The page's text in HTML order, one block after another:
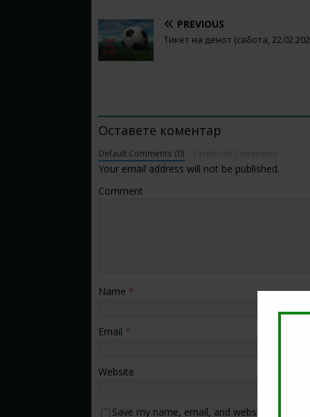
PREVIOUS
Тикет на денот (сабота,
Оставете коментар
Default Comments (0)
Your email address will not be published.
Comment
Name *
Email *
Website
Save my name, email, and website in this